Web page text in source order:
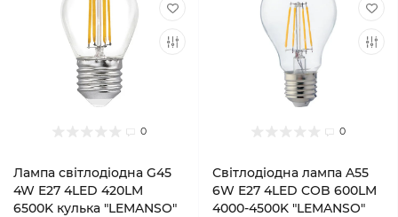
0
Лампа світлодіодна G45
4W E27 4LED 420LM
6500K кулька "LEMANSO"
0
Світлодіодна лампа A55
6W E27 4LED COB 600LM
4000-4500K "LEMANSO"